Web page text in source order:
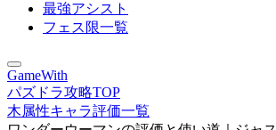
最強アシスト
フェス限一覧
GameWith
パズドラ攻略TOP
木属性キャラ評価一覧